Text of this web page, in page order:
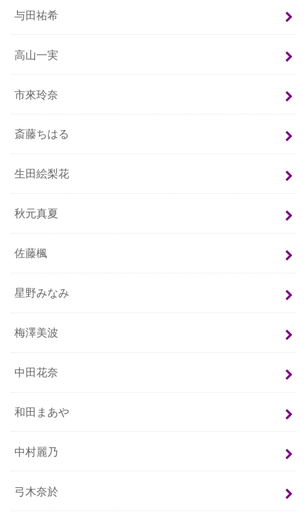
与田祐希
高山一実
市來玲奈
斎藤ちはる
生田絵梨花
秋元真夏
佐藤楓
星野みなみ
梅澤美波
中田花奈
和田まあや
中村麗乃
弓木奈於